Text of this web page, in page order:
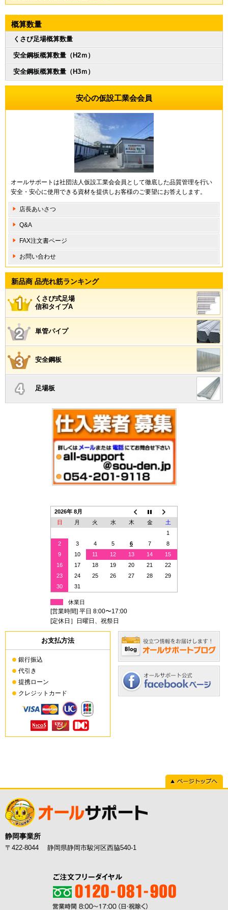
概算数量
くさび足場概算数量
安全鋼板概算数量（H2ｍ）
安全鋼板概算数量（H3ｍ）
安心の仮設工業会会員
オールサポートは社団法人仮設工業会会員として徹底した品質管理を行い
安全・安心に使用できる資材を提供しお客様のご要望にお答えします。
店長あいさつ
Q&A
FAX注文書ページ
お問い合わせ
新品商 品売れ筋ランキング
くさび式足場
信和タイプA
単管パイプ
安全鋼板
足場板
2026年 8月
日
月 火 水 木 金
土
1
2
3 4 5 6 7
8
9
10 11 12 13 14
15
16
17 18 19 20 21
22
23
24 25 26 27 28
29
30
31
休業日
[営業時間] 平日 8:00〜17:00
[定休日］日曜日、祝祭日
お支払方法
銀行振込
代引き
提携ローン
クレジットカード
静岡事業所
〒422-8044 静岡県静岡市駿河区西脇540-1